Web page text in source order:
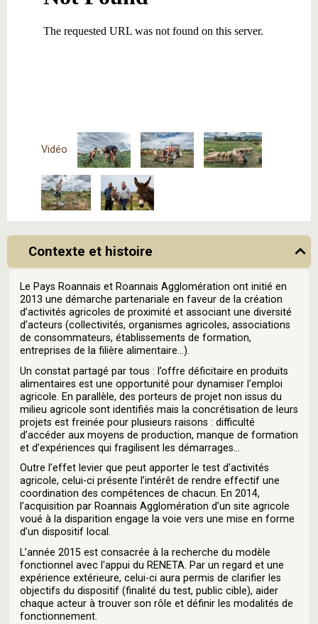
Vidéo
Contexte et histoire
Le Pays Roannais et Roannais Agglomération ont initié en
2013 une démarche partenariale en faveur de la création
d’activités agricoles de proximité et associant une diversité
d’acteurs (collectivités, organismes agricoles, associations
de consommateurs, établissements de formation,
entreprises de la filière alimentaire…).
Un constat partagé par tous : l’offre déficitaire en produits
alimentaires est une opportunité pour dynamiser l’emploi
agricole. En parallèle, des porteurs de projet non issus du
milieu agricole sont identifiés mais la concrétisation de leurs
projets est freinée pour plusieurs raisons : difficulté
d’accéder aux moyens de production, manque de formation
et d’expériences qui fragilisent les démarrages…
Outre l’effet levier que peut apporter le test d’activités
agricole, celui-ci présente l’intérêt de rendre effectif une
coordination des compétences de chacun. En 2014,
l’acquisition par Roannais Agglomération d’un site agricole
voué à la disparition engage la voie vers une mise en forme
d’un dispositif local.
L’année 2015 est consacrée à la recherche du modèle
fonctionnel avec l'appui du RENETA. Par un regard et une
expérience extérieure, celui-ci aura permis de clarifier les
objectifs du dispositif (finalité du test, public cible), aider
chaque acteur à trouver son rôle et définir les modalités de
fonctionnement.